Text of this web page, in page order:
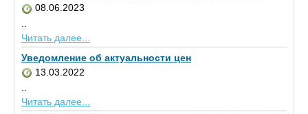
08.06.2023
Читать далее...
Уведомление об актуальности цен
13.03.2022
Читать далее...